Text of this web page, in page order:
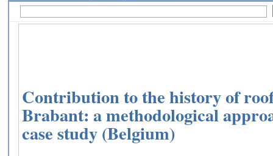
Contribution to the history of
Brabant: a methodological
case study (Belgium)